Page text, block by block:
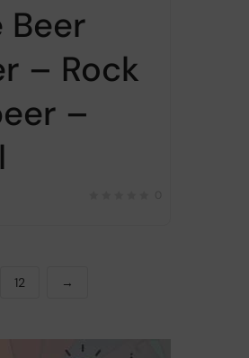
Beer
– Rock
–
12 →